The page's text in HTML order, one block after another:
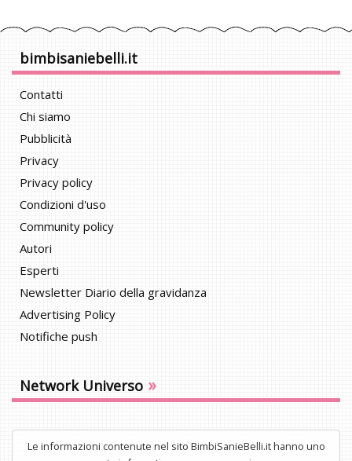
bimbisaniebelli.it
Contatti
Chi siamo
Pubblicità
Privacy
Privacy policy
Condizioni d'uso
Community policy
Autori
Esperti
Newsletter Diario della gravidanza
Advertising Policy
Notifiche push
Network Universo »
Le informazioni contenute nel sito BimbiSanieBelli.it hanno uno